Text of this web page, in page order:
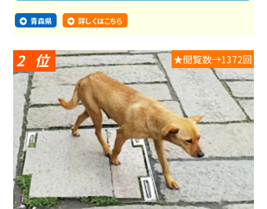
青森県 詳しくはこちら
2 ★閲覧数→1372回